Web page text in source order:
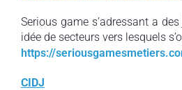
Serious game s’adressant a
idée de secteurs vers lesquels
https://
CIDJ